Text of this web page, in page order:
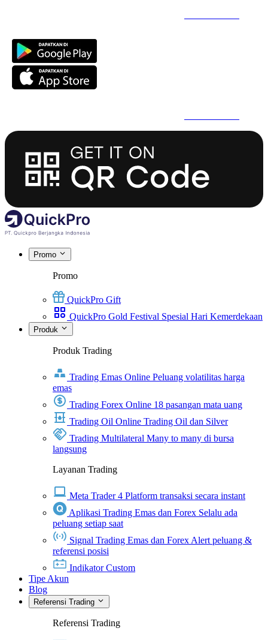
Promo
Promo
QuickPro Gift
QuickPro Gold Festival Spesial Hari Kemerdekaan
Produk
Produk Trading
Trading Emas Online Peluang volatilitas harga
emas
Trading Forex Online 18 pasangan mata uang
Trading Oil Online Trading Oil dan Silver
Trading Multilateral Many to many di bursa
langsung
Layanan Trading
Meta Trader 4 Platform transaksi secara instant
Aplikasi Trading Emas dan Forex Selalu ada
peluang setiap saat
Signal Trading Emas dan Forex Alert peluang &
referensi posisi
Indikator Custom
Tipe Akun
Blog
Referensi Trading
Referensi Trading